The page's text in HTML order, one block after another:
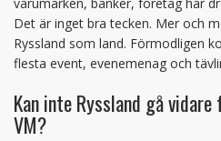
varumärken, banker, företag har
Det är inget bra tecken. Mer och
Ryssland som land. Förmodligen
flesta event, evenemenag och
Kan inte Ryssland gå
VM?